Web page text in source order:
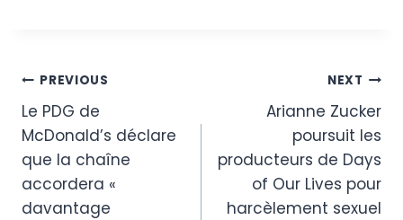
Post
navigation
PREVIOUS
Le PDG de
McDonald’s déclare
que la chaîne
accordera «
davantage
NEXT
Arianne Zucker
poursuit les
producteurs de Days
of Our Lives pour
harcèlement sexuel